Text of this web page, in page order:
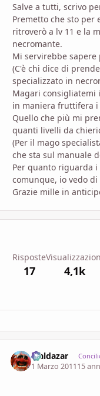
Salve a tutti, scrivo
Premetto che sto per
ritroverò a lv 11 e la
necromante.
Mi servirebbe sapere
(C'è chi dice di
specializzato in
Magari consigliatemi
in maniera fruttifera
Quello che più mi
quanti livelli da
(Per il mago
che sta sul manuale
Per quanto riguarda
comunque, io vedo
Grazie mille in
Risposte
17 4,1k
Maldazar
1 Marzo 201115